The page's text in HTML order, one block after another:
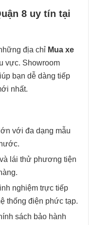
8 uy tín tại
địa chỉ Mua xe
vực. Showroom
bạn dễ dàng tiếp
nhất.
với đa dạng mẫu
lái thử phương tiện
nghiệm trực tiếp
thống điện phức tạp.
sách bảo hành